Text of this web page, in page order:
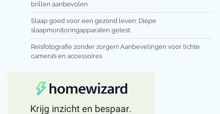
brillen aanbevolen
Slaap goed voor een gezond leven: Diepe
slaapmonitoringapparaten getest
Reisfotografie zonder zorgen! Aanbevelingen voor lichte
camera’s en accessoires